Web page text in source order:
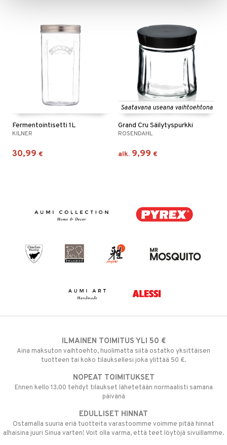
Fermentointisetti 1L
KILNER
30,99 €
Saatavana useana vaihtoehtona
Grand Cru Säilytyspurkki
ROSENDAHL
alk. 9,99 €
ILMAINEN TOIMITUS YLI 50 €
Aina maksuton vaihtoehto, huolimatta siitä ostatko yksittäisen
tuotteen tai koko tilauksellesi joka ylittää 50 €.
NOPEAT TOIMITUKSET
Ennen kello 13.00 tehdyt tilaukset lähetetään normaalisti samana
päivänä
EDULLISET HINNAT
Ostamalla suuria eriä tuotteita varastoomme voimme pitää hinnat
alhaisina juuri Sinua varten! Voit olla varma, että teet löytöjä sivuillamme.